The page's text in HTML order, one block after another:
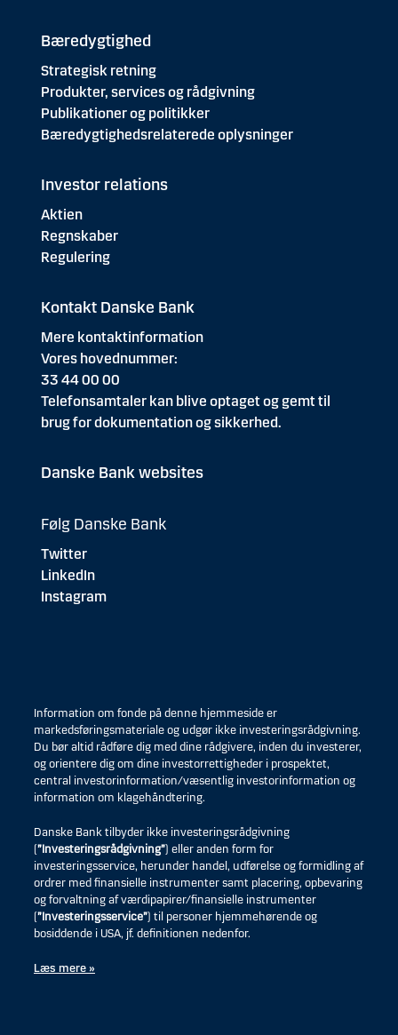
Bæredygtighed
Strategisk retning
Produkter, services og rådgivning
Publikationer og politikker
Bæredygtighedsrelaterede oplysninger
Investor relations
Aktien
Regnskaber
Regulering
Kontakt Danske Bank
Mere kontaktinformation
Vores hovednummer:
33 44 00 00
Telefonsamtaler kan blive optaget og gemt til
brug for dokumentation og sikkerhed.
Danske Bank websites
Følg Danske Bank
Twitter
LinkedIn
Instagram
Information om fonde på denne hjemmeside er
markedsføringsmateriale og udgør ikke investeringsrådgivning.
Du bør altid rådføre dig med dine rådgivere, inden du investerer,
og orientere dig om dine investorrettigheder i prospektet,
central investorinformation/væsentlig investorinformation og
information om klagehåndtering.
Danske Bank tilbyder ikke investeringsrådgivning
(”Investeringsrådgivning”) eller anden form for
investeringsservice, herunder handel, udførelse og formidling af
ordrer med finansielle instrumenter samt placering, opbevaring
og forvaltning af værdipapirer/finansielle instrumenter
(”Investeringsservice”) til personer hjemmehørende og
bosiddende i USA, jf. definitionen nedenfor.
Læs mere »